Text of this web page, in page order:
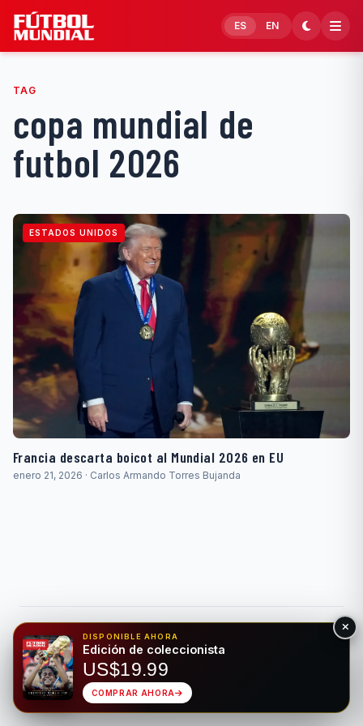
Skip to content
ES EN
TAG
copa mundial de
futbol 2026
ESTADOS UNIDOS
Francia descarta boicot al Mundial 2026 en EU
enero 21, 2026 · Carlos Armando Torres Bujanda
© 2026 Fútbol Mundial®. Todos los derechos reservados. Solo
para fines de entretenimiento. Por favor, apuesta de forma
responsable.
Juego ResponsablePrivacidad
Hecho para el deporte rey • Bilingüe EN/ES
DISPONIBLE AHORA
Edición de coleccionista
US$19.99
COMPRAR AHORA